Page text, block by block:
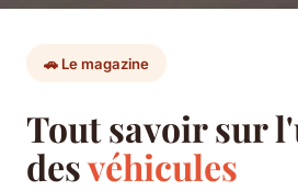
🚗 Le magazine
Tout savoir sur
desvéhicules